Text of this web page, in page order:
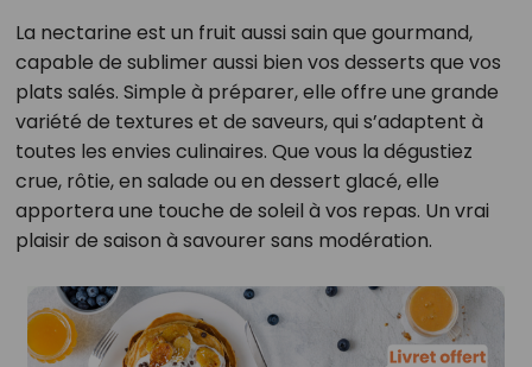
La nectarine est un fruit aussi sain que gourmand,
capable de sublimer aussi bien vos desserts que vos
plats salés. Simple à préparer, elle offre une grande
variété de textures et de saveurs, qui s’adaptent à
toutes les envies culinaires. Que vous la dégustiez
crue, rôtie, en salade ou en dessert glacé, elle
apportera une touche de soleil à vos repas. Un vrai
plaisir de saison à savourer sans modération.